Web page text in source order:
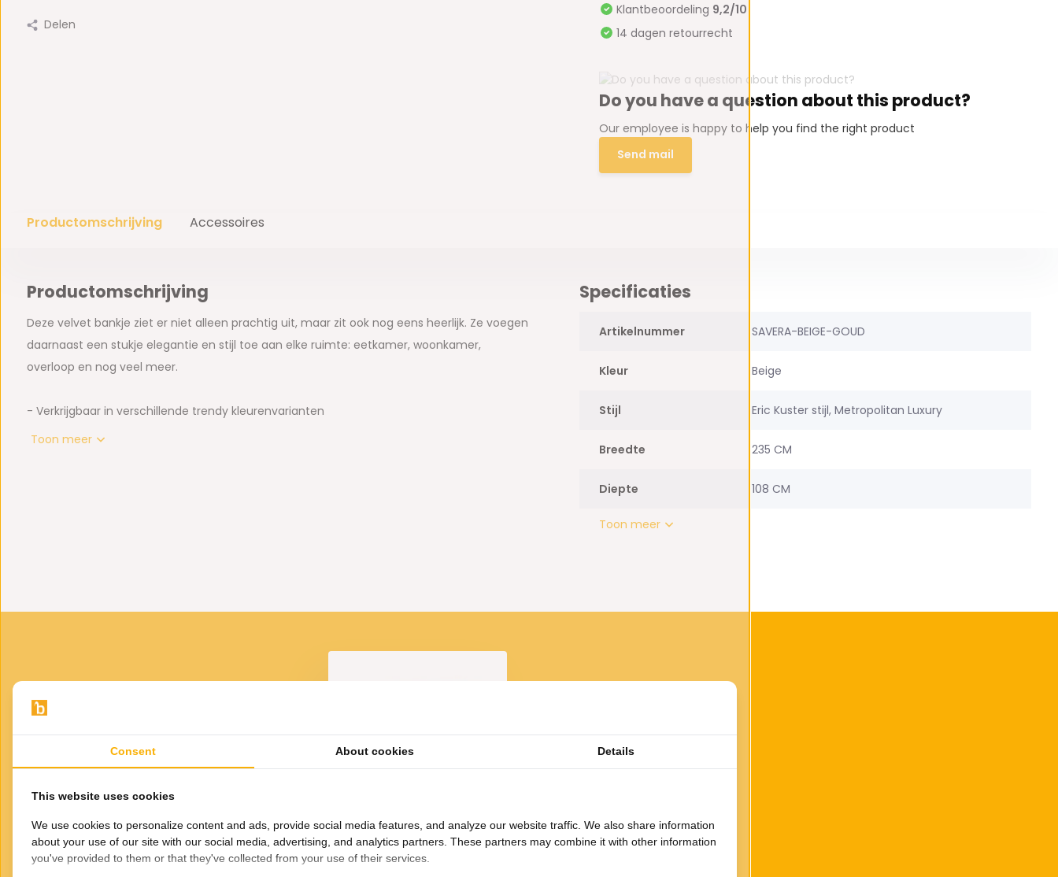
Delen
Klantbeoordeling 9,2/10
14 dagen retourrecht
Do you have a question about this product?
Our employee is happy to help you find the right product
Send mail
Productomschrijving Accessoires
Productomschrijving
Deze velvet bankje ziet er niet alleen prachtig uit, maar zit ook nog eens heerlijk. Ze voegen
daarnaast een stukje elegantie en stijl toe aan elke ruimte: eetkamer, woonkamer,
overloop en nog veel meer.
- Verkrijgbaar in verschillende trendy kleurenvarianten
- Bekleed met fluwelen stof
Toon meer
Specificaties
Artikelnummer SAVERA-BEIGE-GOUD
Kleur Beige
Stijl Eric Kuster stijl, Metropolitan Luxury
Breedte 235 CM
Diepte 108 CM
Toon meer
VOOR JOU GESELECTEERD
Gerelateerde
producten
1.295,-
Consent About cookies Details
This website uses cookies
We use cookies to personalize content and ads, provide social media features, and analyze our website traffic. We also share information
about your use of our site with our social media, advertising, and analytics partners. These partners may combine it with other information
you've provided to them or that they've collected from your use of their services.